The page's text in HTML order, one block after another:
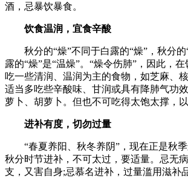
酒，忌暴饮暴食。
饮食温润，宜食辛酸
秋分的“燥”不同于白露的“燥”，秋分
露的“燥”是“温燥”。“燥令伤肺”，因此，
吃一些清润、温润为主的食物，如芝麻、
适当多吃些辛酸味、甘润或具有降肺气功
萝卜、胡萝卜。但也不可吃得太饱太撑，
进补有度，切勿过量
“春夏养阳、秋冬养阴”，现在正是秋
秋分时节进补，不可太过，要适量。忌无
支，又害自身;忌慕名进补，过量滥用滋补